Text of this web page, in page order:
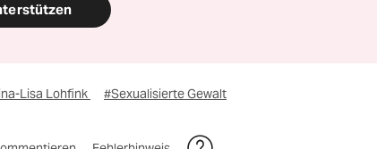
Lisa Lohfink #Sexualisierte Gewalt